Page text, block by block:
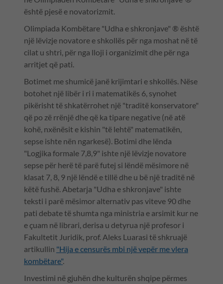
është pjesë e novatorizmit.
Olimpiada Kombëtare "Udha e shkronjave" ® është
një lëvizje novatore e shkollës për nga moshat në të
cilat u shtri, për nga lloji i organizimit dhe për nga
arritjet që pati.
Botimet me shumicë janë krijimtari e shkollës. Nëse
botohet një libër i ri i matematikës 6, synohet
pikërisht të shkatërrohet një "traditë konservatore"
që po zë rrënjë dhe që ka tipare negative (në atë
kohë, nxënësit e kishin "të lehtë" matematikën,
sepse ishte nën ngarkesë). Botimi dhe lënda
"Logjika formale 7,8,9" ishte një lëvizje novatore
sepse për herë të parë futej si lëndë mësimore në
klasat 7, 8, 9 një lëndë e tillë dhe u bë një traditë në
këtë fushë. Abetarja "Udha e shkronjave" ishte
teksti i parë mësimor alternativ pas viteve 90 dhe
pati debate të shumta nga ministria e arsimit kur ne
e çuam në librari, derisa u detyrua një profesor i
Fakultetit Juridik, prof. Aleks Luarasi të shkruajë
artikullin "Hija e censurës mbi një vepër me vlera
kombëtare".
Investimi në gjuhën dhe kulturën shqipe përmes